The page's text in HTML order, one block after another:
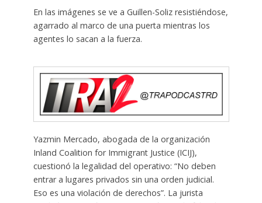
En las imágenes se ve a Guillen-Soliz resistiéndose,
agarrado al marco de una puerta mientras los
agentes lo sacan a la fuerza.
Yazmin Mercado, abogada de la organización
Inland Coalition for Immigrant Justice (ICIJ),
cuestionó la legalidad del operativo: “No deben
entrar a lugares privados sin una orden judicial.
Eso es una violación de derechos”. La jurista